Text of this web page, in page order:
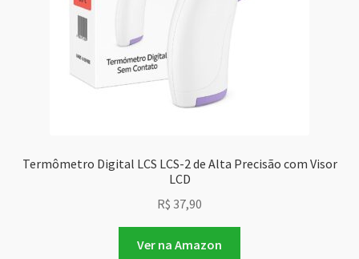
Termômetro Digital LCS LCS-2 de Alta Precisão com Visor
LCD
R$ 37,90
Ver na Amazon